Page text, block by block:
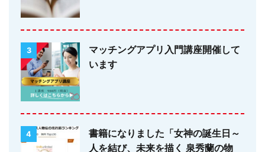
3
マッチングアプリ入門講座開催して
います
4
書籍になりました「女神の誕生日～
人を結び、未来を描く 泉秀蘭の物